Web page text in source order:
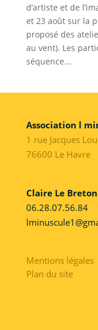
d’artiste et de
et 23 août sur la
proposé des
au vent). Les
séquence...
Association l
1 rue Jacques
76600 Le Havre
Claire Le Breton
06.28.07.56.84
Mentions légales
Plan du site